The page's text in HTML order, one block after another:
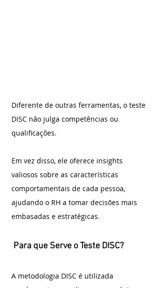
Diferente de outras ferramentas, o teste
DISC não julga competências ou
qualificações.
Em vez disso, ele oferece insights
valiosos sobre as características
comportamentais de cada pessoa,
ajudando o RH a tomar decisões mais
embasadas e estratégicas.
Para que Serve o Teste DISC?
A metodologia DISC é utilizada